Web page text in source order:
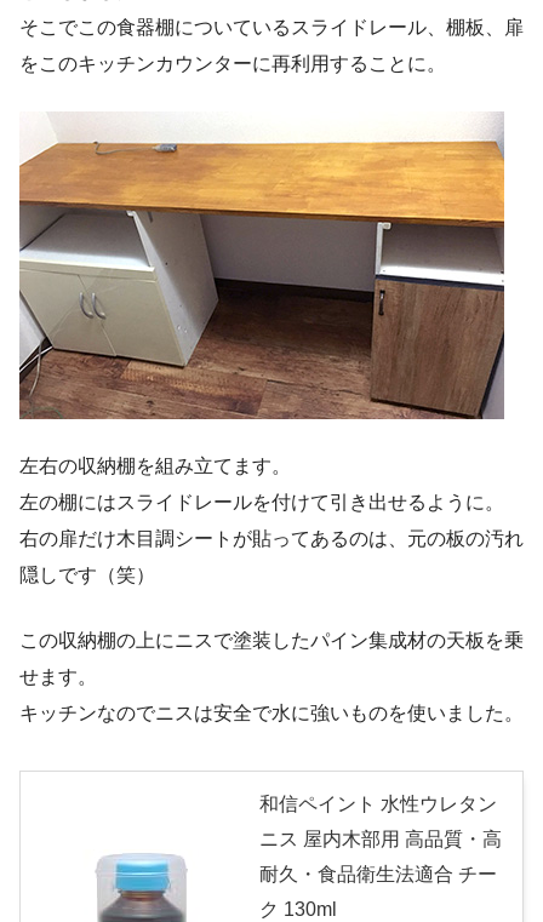
そこでこの食器棚についているスライドレール、棚板、扉
をこのキッチンカウンターに再利用することに。
左右の収納棚を組み立てます。
左の棚にはスライドレールを付けて引き出せるように。
右の扉だけ木目調シートが貼ってあるのは、元の板の汚れ
隠しです（笑）
この収納棚の上にニスで塗装したパイン集成材の天板を乗
せます。
キッチンなのでニスは安全で水に強いものを使いました。
和信ペイント 水性ウレタン
ニス 屋内木部用 高品質・高
耐久・食品衛生法適合 チー
ク 130ml